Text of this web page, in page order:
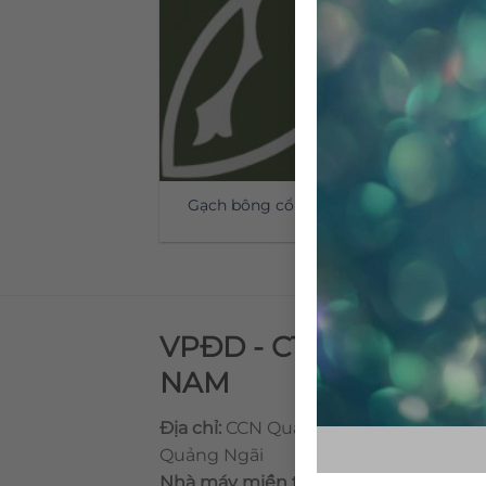
Gạch bông cổ điển CTS 24.5
VPĐD - CTY TNHH
NAM
Địa chỉ: CCN Quán Lát, Xã Đức
Quảng Ngãi